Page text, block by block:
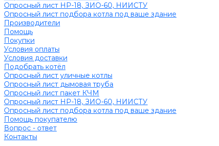
Опросный лист НР-18, ЗИО-60, НИИСТУ
Опросный лист подбора котла под ваше здание
Производители
Помощь
Покупки
Условия оплаты
Условия доставки
Подобрать котёл
Опросный лист уличные котлы
Опросный лист дымовая труба
Опросный лист пакет КЧМ
Опросный лист НР-18, ЗИО-60, НИИСТУ
Опросный лист подбора котла под ваше здание
Помощь покупателю
Вопрос - ответ
Контакты